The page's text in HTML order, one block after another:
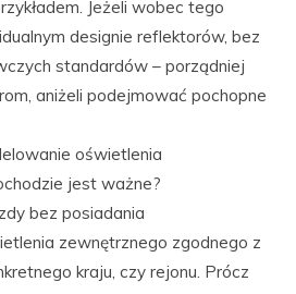
Jeżeli wobec tego
designie reflektorów, bez
standardów – porządniej
aniżeli podejmować pochopne
oświetlenia
jest ważne?
bez posiadania
zewnętrznego zgodnego z
kraju, czy rejonu. Prócz